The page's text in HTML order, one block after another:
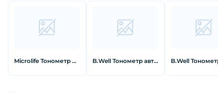
Microlife Тонометр полуавтомат ВР A-50 B.Well Тонометр автомат на запястье WRIST WA-88